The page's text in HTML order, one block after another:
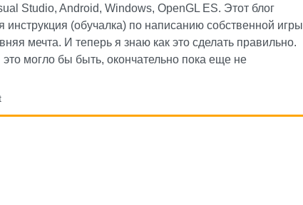
Studio, Android, Windows, OpenGL ES. Этот блог
инструкция (обучалка) по написанию собственной игры
мечта. И теперь я знаю как это сделать правильно.
это могло бы быть, окончательно пока еще не